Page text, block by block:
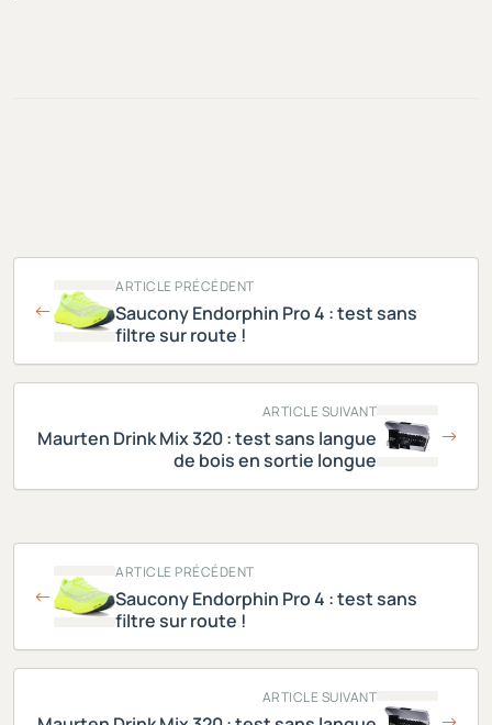
ARTICLE PRÉCÉDENT
Saucony Endorphin Pro 4 : test sans
filtre sur route !
ARTICLE SUIVANT
Maurten Drink Mix 320 : test sans langue
de bois en sortie longue
ARTICLE PRÉCÉDENT
Saucony Endorphin Pro 4 : test sans
filtre sur route !
ARTICLE SUIVANT